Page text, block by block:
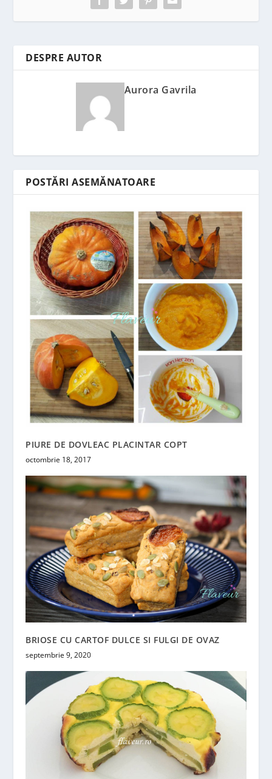
DESPRE AUTOR
Aurora Gavrila
POSTĂRI ASEMĂNATOARE
PIURE DE DOVLEAC PLACINTAR COPT
octombrie 18, 2017
BRIOSE CU CARTOF DULCE SI FULGI DE OVAZ
septembrie 9, 2020